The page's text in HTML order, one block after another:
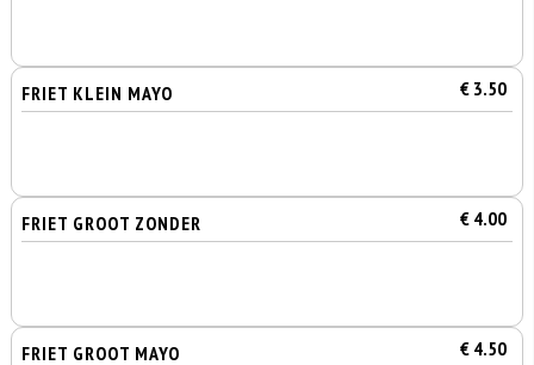
FRIET KLEIN MAYO € 3.50
FRIET GROOT ZONDER € 4.00
FRIET GROOT MAYO € 4.50